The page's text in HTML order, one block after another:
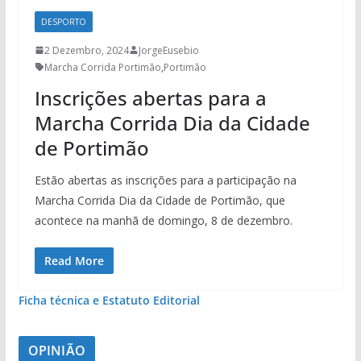
DESPORTO
2 Dezembro, 2024
JorgeEusebio
Marcha Corrida Portimão,Portimão
Inscrições abertas para a
Marcha Corrida Dia da Cidade
de Portimão
Estão abertas as inscrições para a participação na
Marcha Corrida Dia da Cidade de Portimão, que
acontece na manhã de domingo, 8 de dezembro.
Read More
Ficha técnica e Estatuto Editorial
OPINIÃO